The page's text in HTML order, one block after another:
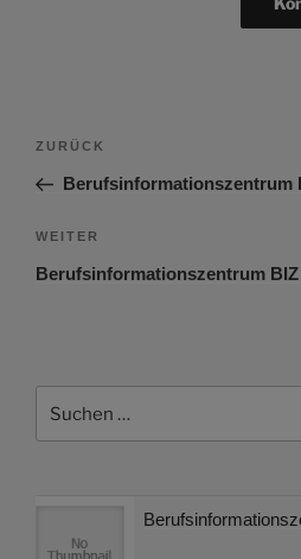
Beitragsnavigation
Vorheriger
Beitrag
ZURÜCK
Berufsinformationszentrum
Nächster
Beitrag
WEITER
Berufsinformationszentrum BIZ
nach: